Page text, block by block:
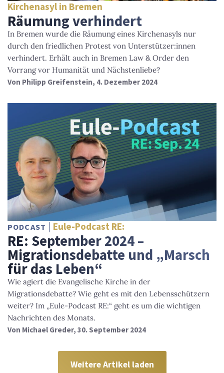
Kirchenasyl in Bremen
Räumung verhindert
In Bremen wurde die Räumung eines Kirchenasyls nur
durch den friedlichen Protest von Unterstützer:innen
verhindert. Erhält auch in Bremen Law & Order den
Vorrang vor Humanität und Nächstenliebe?
Von Philipp Greifenstein, 4. Dezember 2024
PODCAST Eule-Podcast RE:
RE: September 2024 –
Migrationsdebatte und „Marsch
für das Leben“
Wie agiert die Evangelische Kirche in der
Migrationsdebatte? Wie geht es mit den Lebensschützern
weiter? Im „Eule-Podcast RE:“ geht es um die wichtigen
Nachrichten des Monats.
Von Michael Greder, 30. September 2024
Weitere Artikel laden